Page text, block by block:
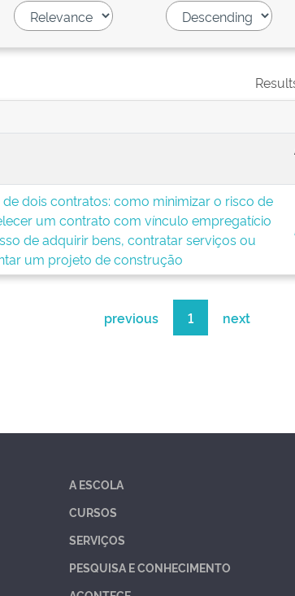
de dois contratos: como minimizar o risco de
um contrato com vínculo empregatício
de adquirir bens, contratar serviços ou
um projeto de construção
previous 1 next
A ESCOLA
CURSOS
SERVIÇOS
PESQUISA E CONHECIMENTO